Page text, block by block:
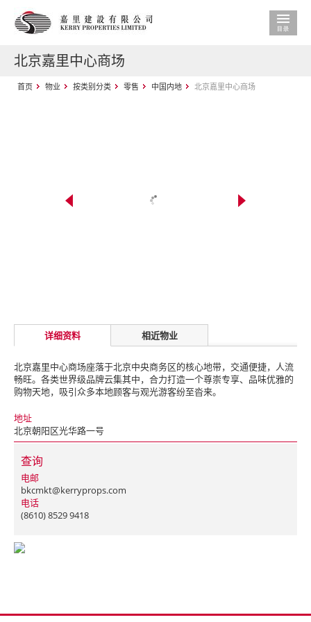
北京嘉里中心商场
首页 物业 按类别分类 零售 中国内地 北京嘉里中心商场
详细资料 相近物业
北京嘉里中心商场座落于北京中央商务区的核心地带，交通便捷，人流
畅旺。各类世界级品牌云集其中，合力打造一个尊崇专享、品味优雅的
购物天地，吸引众多本地顾客与观光游客纷至沓来。
地址
北京朝阳区光华路一号
查询
电邮
bkcmkt@kerryprops.com
电话
(8610) 8529 9418